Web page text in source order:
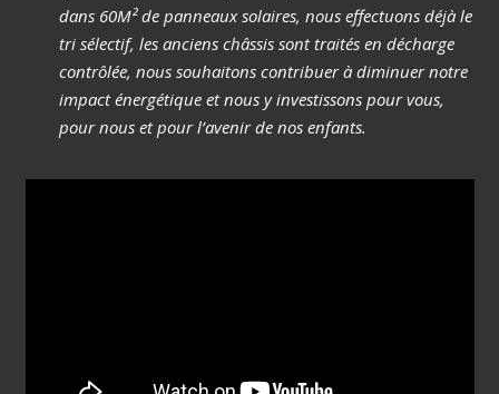
dans 60M² de panneaux solaires, nous effectuons déjà le
tri sélectif, les anciens châssis sont traités en décharge
contrôlée, nous souhaitons contribuer à diminuer notre
impact énergétique et nous y investissons pour vous,
pour nous et pour l’avenir de nos enfants.
casino bonus no deposit uk